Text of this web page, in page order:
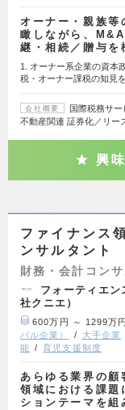
オーナー・親族等
瞰しながら、
継・相続／贈与
1. オーナー系企業の資本
税・オーナー課税の知見
会社概要
国際税務サ
不動産関連 証券化／リー
興
ファイナンス
ンサルタント
財務・会計コンサ
フォーティエン
社クニエ）
600万円 ～ 1299万円
バル企業）
大手企業
能
育児支援制度
あらゆる業界の顧
領域における課題
ションテーマを